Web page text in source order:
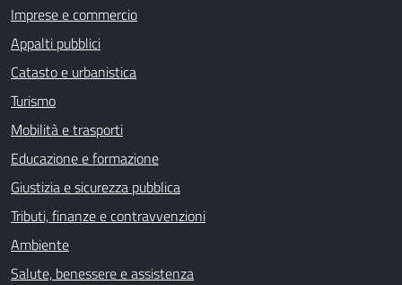
Imprese e commercio
Appalti pubblici
Catasto e urbanistica
Turismo
Mobilità e trasporti
Educazione e formazione
Giustizia e sicurezza pubblica
Tributi, finanze e contravvenzioni
Ambiente
Salute, benessere e assistenza